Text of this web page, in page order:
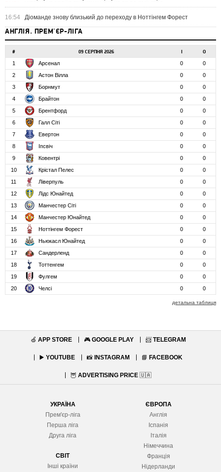
16:54 Діоманде знову близький до переходу в Ноттінгем Форест
АНГЛІЯ. ПРЕМ'ЄР-ЛІГА
# 09 СЕРПНЯ 2026 І О
1 Арсенал 0
0
2
Астон Вілла 0
0
3
Борнмут 0
0
4
Брайтон 0
0
5
Брентфорд 0
0
6
Галл Сіті 0
0
7
Евертон 0
0
8
Іпсвіч 0
0
9
Ковентрі 0
0
10
Крістал Пелес 0
0
11
Ліверпуль 0
0
12
Лідс Юнайтед 0
0
13
Манчестер Сіті 0
0
14
Манчестер Юнайтед 0
0
15
Ноттінгем Форест 0
0
16
Ньюкасл Юнайтед 0
0
17
Сандерленд 0
0
18
Тоттенгем 0
0
19
Фулгем 0
0
20
Челсі 0 0
детальна таблиця
🍏 APP STORE 🎮 GOOGLE PLAY 📨 TELEGRAM
▶️ YOUTUBE 📸 INSTAGRAM 📘 FACEBOOK
🦉 ADVERTISING PRICE 🇺🇦
УКРАЇНА
Прем'єр-ліга
Перша ліга
Друга ліга
СВІТ
Інші країни
ЄВРОПА
Англія
Іспанія
Італія
Німеччина
Франція
Нідерланди